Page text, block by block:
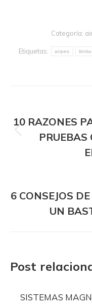
Categoría:
Etiquetas: airpes
10 RAZONES
PRUEBAS
6 CONSEJOS
UN
Post
SISTEMAS